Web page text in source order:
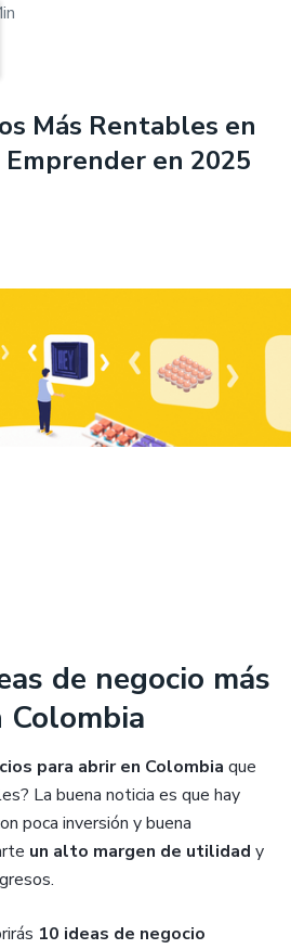
Más Rentables en
en 2025
de negocio más
para abrir en Colombia que
La buena noticia es que hay
poca inversión y buena
un alto margen de utilidad y
10 ideas de negocio